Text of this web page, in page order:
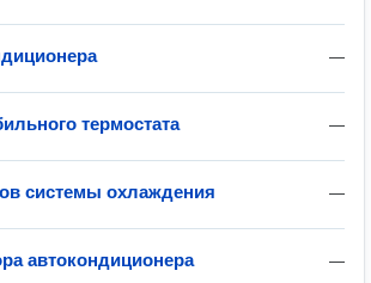
—
—
термостата
—
системы охлаждения
—
автокондиционера